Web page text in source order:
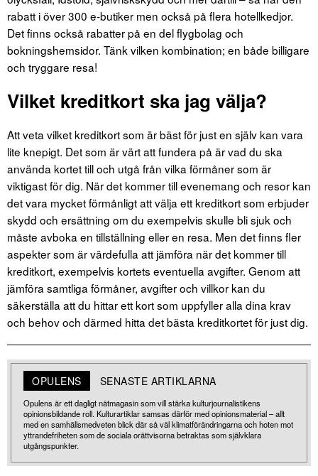
rabatt i över 300 e-butiker men också på flera hotellkedjor.
Det finns också rabatter på en del flygbolag och
bokningshemsidor. Tänk vilken kombination; en både billigare
och tryggare resa!
Vilket kreditkort ska jag välja?
Att veta vilket kreditkort som är bäst för just en själv kan vara
lite knepigt. Det som är värt att fundera på är vad du ska
använda kortet till och utgå från vilka förmåner som är
viktigast för dig. När det kommer till evenemang och resor kan
det vara mycket förmånligt att välja ett kreditkort som erbjuder
skydd och ersättning om du exempelvis skulle bli sjuk och
måste avboka en tillställning eller en resa. Men det finns fler
aspekter som är värdefulla att jämföra när det kommer till
kreditkort, exempelvis kortets eventuella avgifter. Genom att
jämföra samtliga förmåner, avgifter och villkor kan du
säkerställa att du hittar ett kort som uppfyller alla dina krav
och behov och därmed hitta det bästa kreditkortet för just dig.
OPULENS SENASTE ARTIKLARNA
Opulens är ett dagligt nätmagasin som vill stärka kulturjournalistikens
opinionsbildande roll. Kulturartiklar samsas därför med opinionsmaterial – allt
med en samhällsmedveten blick där så väl klimatförändringarna och hoten mot
yttrandefriheten som de sociala orättvisorna betraktas som självklara
utgångspunkter.